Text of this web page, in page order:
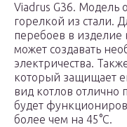
Viadrus G36. Модель
горелкой из стали.
перебоев в изделие
может создавать
электричества.
который защищает
вид котлов отлично
будет
более чем на 45°С.